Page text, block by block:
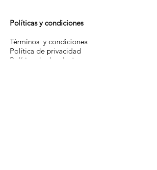
Políticas y condiciones
Términos y condiciones
Política de privacidad
Política de devoluciones